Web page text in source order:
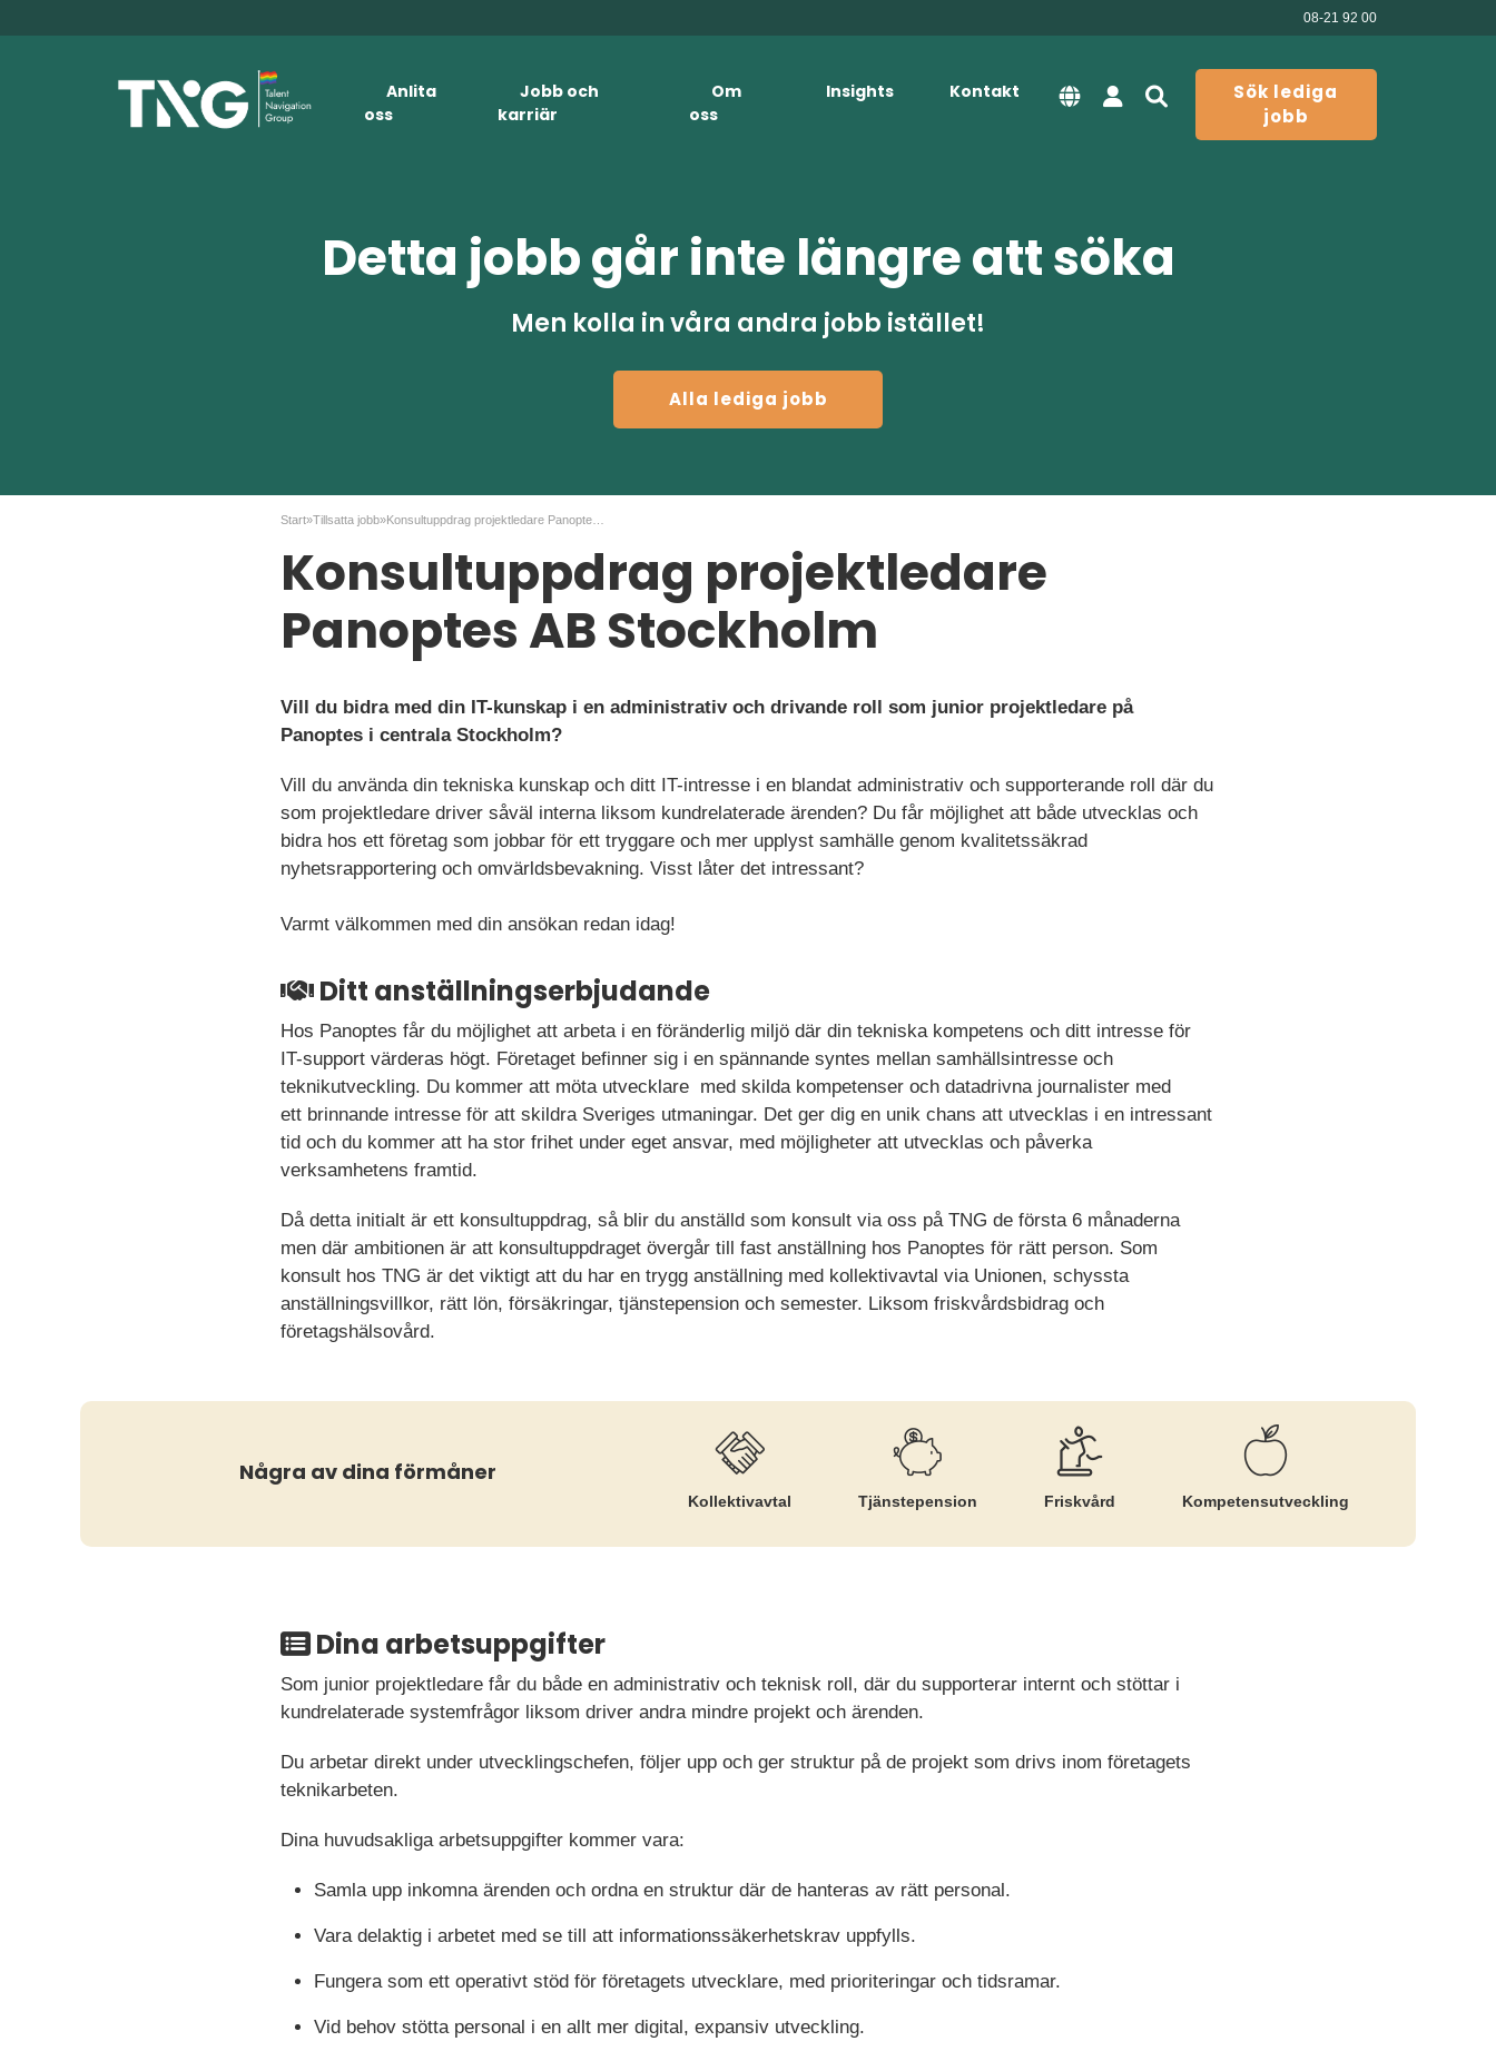
08-21 92 00
Anlita
oss
Jobb och
karriär
Om
oss
Insights Kontakt
Sök lediga
jobb
Detta jobb går inte längre att söka
Men kolla in våra andra jobb istället!
Alla lediga jobb
Start»Tillsatta jobb»
Konsultuppdrag projektledare
Panoptes AB Stockholm
Vill du bidra med din IT-kunskap i en administrativ och drivande roll som junior projektledare på
Panoptes i centrala Stockholm?
Vill du använda din tekniska kunskap och ditt IT-intresse i en blandat administrativ och supporterande roll där du
som projektledare driver såväl interna liksom kundrelaterade ärenden? Du får möjlighet att både utvecklas och
bidra hos ett företag som jobbar för ett tryggare och mer upplyst samhälle genom kvalitetssäkrad
nyhetsrapportering och omvärldsbevakning. Visst låter det intressant?
Varmt välkommen med din ansökan redan idag!
Ditt anställningserbjudande
Hos Panoptes får du möjlighet att arbeta i en föränderlig miljö där din tekniska kompetens och ditt intresse för
IT-support värderas högt. Företaget befinner sig i en spännande syntes mellan samhällsintresse och
teknikutveckling. Du kommer att möta utvecklare med skilda kompetenser och datadrivna journalister med
ett brinnande intresse för att skildra Sveriges utmaningar. Det ger dig en unik chans att utvecklas i en intressant
tid och du kommer att ha stor frihet under eget ansvar, med möjligheter att utvecklas och påverka
verksamhetens framtid.
Då detta initialt är ett konsultuppdrag, så blir du anställd som konsult via oss på TNG de första 6 månaderna
men där ambitionen är att konsultuppdraget övergår till fast anställning hos Panoptes för rätt person. Som
konsult hos TNG är det viktigt att du har en trygg anställning med kollektivavtal via Unionen, schyssta
anställningsvillkor, rätt lön, försäkringar, tjänstepension och semester. Liksom friskvårdsbidrag och
företagshälsovård.
Några av dina förmåner
Kollektiv­avtal Tjänste­pension Friskvård Kompetens­utveckling
Dina arbetsuppgifter
Som junior projektledare får du både en administrativ och teknisk roll, där du supporterar internt och stöttar i
kundrelaterade systemfrågor liksom driver andra mindre projekt och ärenden.
Du arbetar direkt under utvecklingschefen, följer upp och ger struktur på de projekt som drivs inom företagets
teknikarbeten.
Dina huvudsakliga arbetsuppgifter kommer vara:
Samla upp inkomna ärenden och ordna en struktur där de hanteras av rätt personal.
Vara delaktig i arbetet med se till att informationssäkerhetskrav uppfylls.
Fungera som ett operativt stöd för företagets utvecklare, med prioriteringar och tidsramar.
Vid behov stötta personal i en allt mer digital, expansiv utveckling.